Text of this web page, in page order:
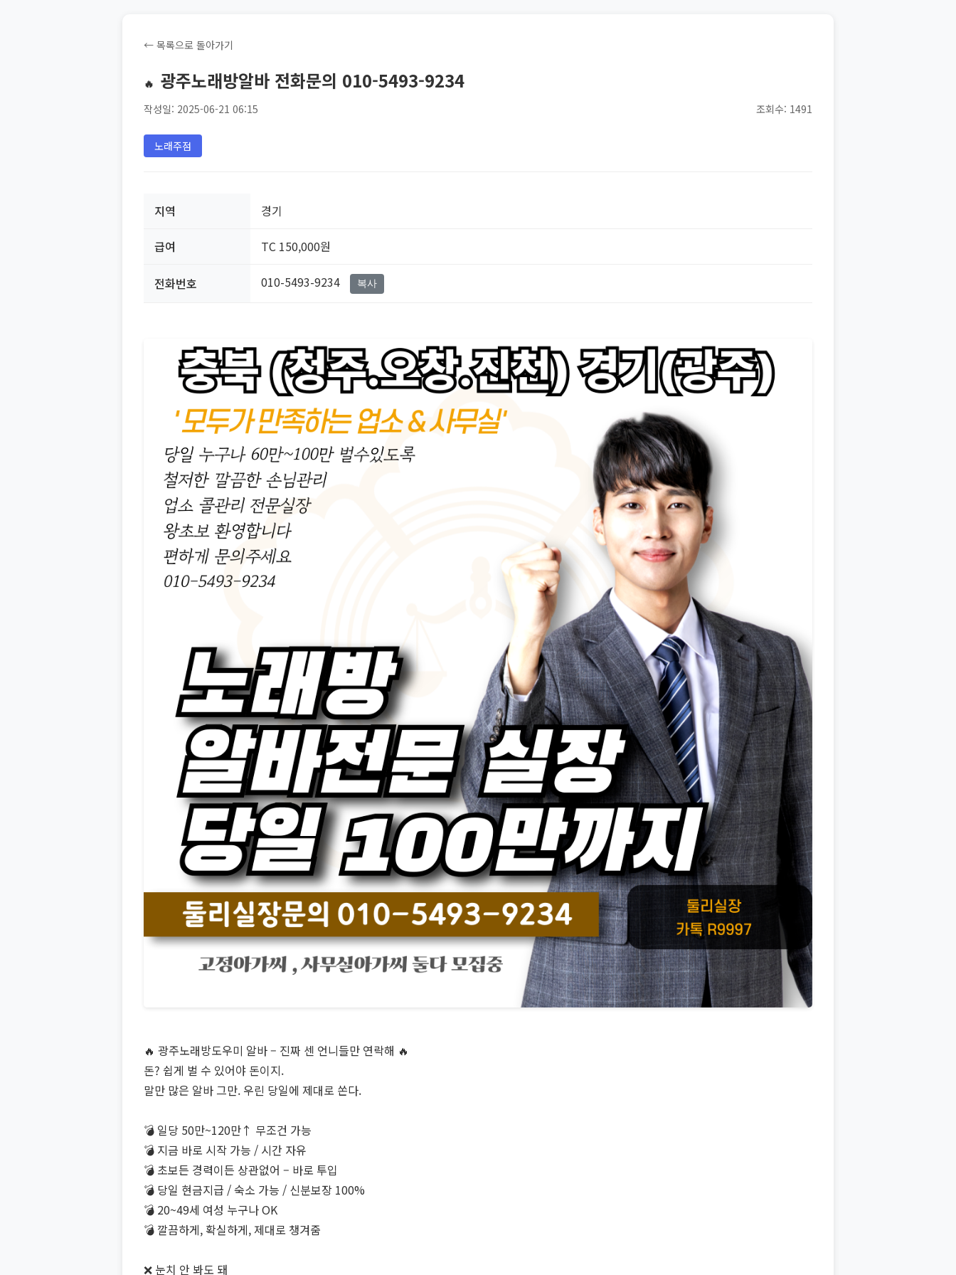
← 목록으로 돌아가기
🔥 광주노래방알바 전화문의 010-5493-9234
작성일: 2025-06-21 06:15 조회수: 1491
노래주점
지역 경기
급여 TC 150,000원
전화번호 010-5493-9234 복사
🔥 광주노래방도우미 알바 – 진짜 센 언니들만 연락해 🔥
돈? 쉽게 벌 수 있어야 돈이지.
말만 많은 알바 그만. 우린 당일에 제대로 쏜다.
💣 일당 50만~120만↑ 무조건 가능
💣 지금 바로 시작 가능 / 시간 자유
💣 초보든 경력이든 상관없어 – 바로 투입
💣 당일 현금지급 / 숙소 가능 / 신분보장 100%
💣 20~49세 여성 누구나 OK
💣 깔끔하게, 확실하게, 제대로 챙겨줌
❌ 눈치 안 봐도 돼